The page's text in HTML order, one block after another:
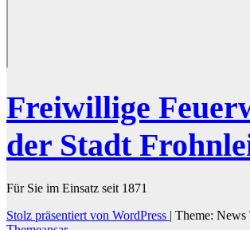
Freiwillige
der Stadt
Für Sie im Einsatz seit 1871
Stolz präsentiert von WordPress | Theme: News